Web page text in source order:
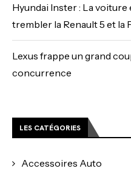
Hyundai Inster : La
trembler la Renault 5 et la
Lexus frappe un grand
concurrence
LES CATÉGORIES
Accessoires Auto